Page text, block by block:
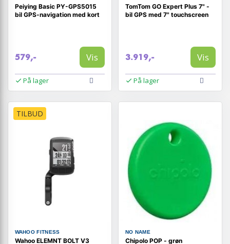
Peiying Basic PY-GPS5015
bil GPS-navigation med kort
579,- Vis
På lager
TomTom GO Expert Plus 7" -
bil GPS med 7" touchscreen
3.919,- Vis
På lager
TILBUD
WAHOO FITNESS
Wahoo ELEMNT BOLT V3
NO NAME
Chipolo POP - grøn